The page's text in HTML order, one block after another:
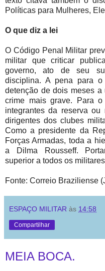
Políticas para Mulheres,
O que diz a lei
O Código Penal Militar
militar que criticar
governo, ato de seu
disciplina. A pena para
detenção de dois meses
crime mais grave. Para
integrantes da reserva
dirigentes dos clubes
Como a presidente da
Forças Armadas, toda a
a Dilma Rousseff.
superior a todos os
Fonte: Correio Braziliense
ESPAÇO MILITAR às 14:58
Compartilhar
MEIA BOCA.